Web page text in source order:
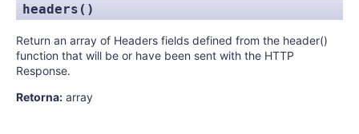
headers()
Return an array of Headers fields defined from the header()
function that will be or have been sent with the HTTP
Response.
Retorna: array